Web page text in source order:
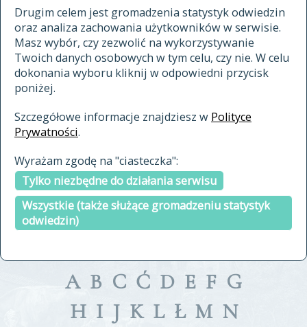
Drugim celem jest gromadzenia statystyk odwiedzin
oraz analiza zachowania użytkowników w serwisie.
Masz wybór, czy zezwolić na wykorzystywanie
Twoich danych osobowych w tym celu, czy nie. W celu
dokonania wyboru kliknij w odpowiedni przycisk
poniżej.
Szczegółowe informacje znajdziesz w Polityce
Prywatności.
Wyrażam zgodę na "ciasteczka":
Tylko niezbędne do działania serwisu
Wszystkie (także służące gromadzeniu statystyk
odwiedzin)
materiały archiwalne
cytowanie
kontakt
indeksie
a fronte
a tergo
A B C Ć D E F G
H I J K L Ł M N